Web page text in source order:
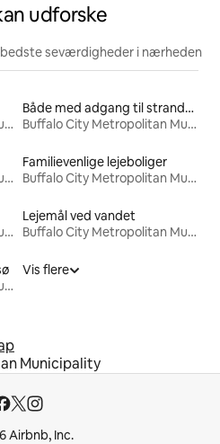
udforske
bedste seværdigheder i nærheden
Buffalo City Metropolitan Municipality
Både med adgang til stranden til leje
Buffalo City Metropolitan Municipality
Buffalo City Metropolitan Municipality
Familievenlige lejeboliger
Buffalo City Metropolitan Municipality
Buffalo City Metropolitan Municipality
Lejemål ved vandet
Buffalo City Metropolitan Municipality
Buffalo City Metropolitan Municipality
Vis flere
Municipality
Airbnb, Inc.